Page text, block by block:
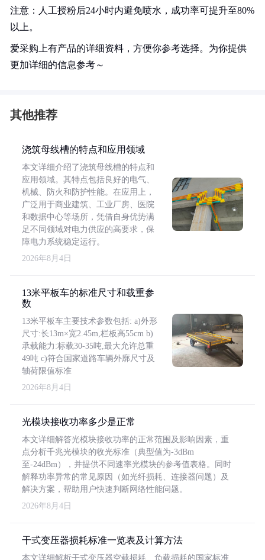
注意：人工授粉后24小时内避免喷水，成功率可提升至80%
以上。
爱采购上有产品的详细资料，方便你参考选择。为你提供
更加详细的信息参考～
其他推荐
浇筑母线槽的特点和应用领域
本文详细介绍了浇筑母线槽的特点和
应用领域。其特点包括良好的电气、
机械、防火和防护性能。在应用上，
广泛用于商业建筑、工业厂房、医院
和数据中心等场所，凭借自身优势满
足不同领域对电力供应的高要求，保
障电力系统稳定运行。
2026年8月4日
13米平板车的标准尺寸和载重参
数
13米平板车主要技术参数包括: a)外形
尺寸:长13m×宽2.45m,栏板高55cm b)
承载能力:标载30-35吨,最大允许总重
49吨 c)符合国家道路车辆外廓尺寸及
轴荷限值标准
2026年8月4日
光模块接收功率多少是正常
本文详细解答光模块接收功率的正常范围及影响因素，重
点分析千兆光模块的收光标准（典型值为-3dBm
至-24dBm），并提供不同速率光模块的参考值表格。同时
解释功率异常的常见原因（如光纤损耗、连接器问题）及
解决方案，帮助用户快速判断网络性能问题。
2026年8月4日
干式变压器损耗标准一览表及计算方法
本文详细解析干式变压器空载损耗、负载损耗的国家标准